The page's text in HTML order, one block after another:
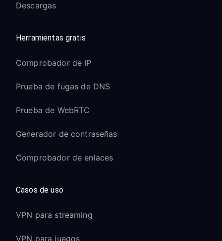
Descargas
Herramientas gratis
Comprobador de IP
Prueba de fugas de DNS
Prueba de WebRTC
Generador de contraseñas
Comprobador de enlaces
Casos de uso
VPN para streaming
VPN para juegos